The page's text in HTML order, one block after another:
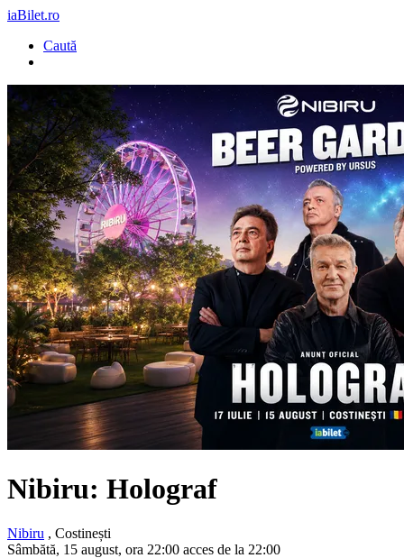
iaBilet.ro
Caută
Nibiru: Holograf
Nibiru , Costinești
Sâmbătă, 15 august, ora 22:00 acces de la 22:00